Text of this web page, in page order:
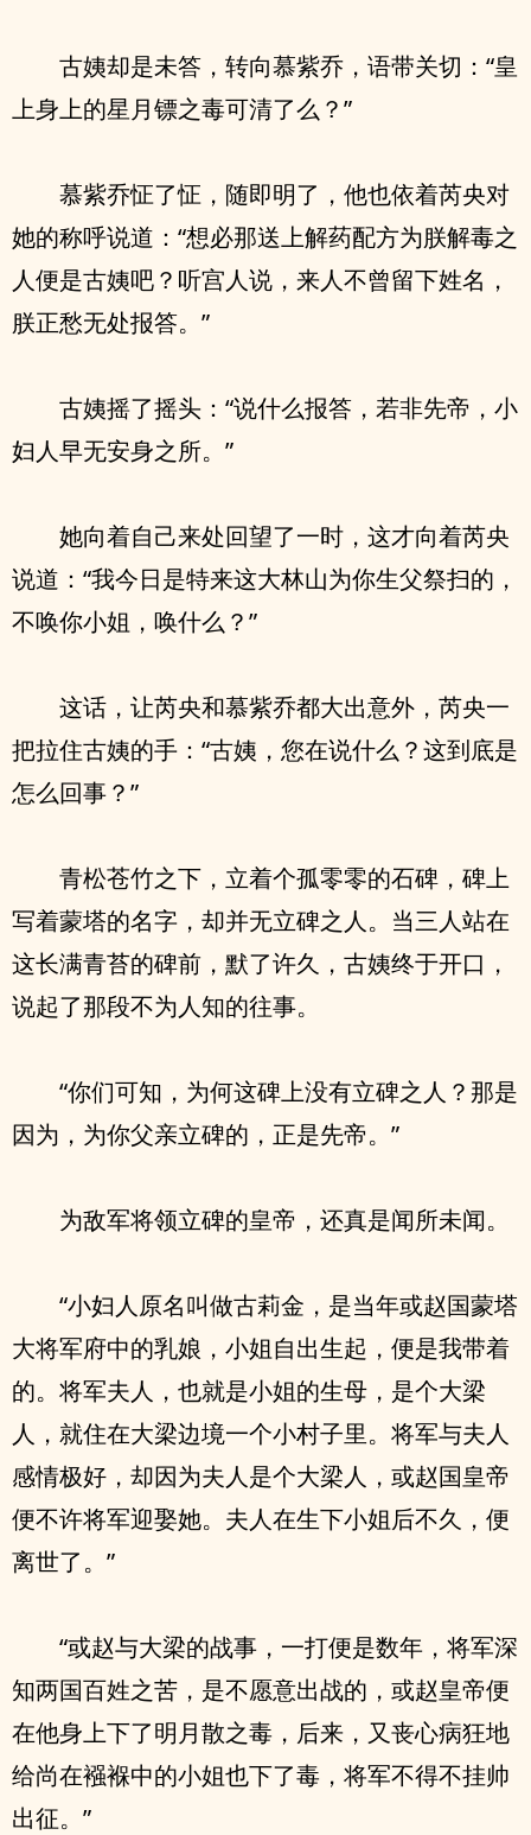
古姨却是未答，转向慕紫乔，语带关切：“皇
上身上的星月镖之毒可清了么？”
慕紫乔怔了怔，随即明了，他也依着芮央对
她的称呼说道：“想必那送上解药配方为朕解毒之
人便是古姨吧？听宫人说，来人不曾留下姓名，
朕正愁无处报答。”
古姨摇了摇头：“说什么报答，若非先帝，小
妇人早无安身之所。”
她向着自己来处回望了一时，这才向着芮央
说道：“我今日是特来这大林山为你生父祭扫的，
不唤你小姐，唤什么？”
这话，让芮央和慕紫乔都大出意外，芮央一
把拉住古姨的手：“古姨，您在说什么？这到底是
怎么回事？”
青松苍竹之下，立着个孤零零的石碑，碑上
写着蒙塔的名字，却并无立碑之人。当三人站在
这长满青苔的碑前，默了许久，古姨终于开口，
说起了那段不为人知的往事。
“你们可知，为何这碑上没有立碑之人？那是
因为，为你父亲立碑的，正是先帝。”
为敌军将领立碑的皇帝，还真是闻所未闻。
“小妇人原名叫做古莉金，是当年或赵国蒙塔
大将军府中的乳娘，小姐自出生起，便是我带着
的。将军夫人，也就是小姐的生母，是个大梁
人，就住在大梁边境一个小村子里。将军与夫人
感情极好，却因为夫人是个大梁人，或赵国皇帝
便不许将军迎娶她。夫人在生下小姐后不久，便
离世了。”
“或赵与大梁的战事，一打便是数年，将军深
知两国百姓之苦，是不愿意出战的，或赵皇帝便
在他身上下了明月散之毒，后来，又丧心病狂地
给尚在襁褓中的小姐也下了毒，将军不得不挂帅
出征。”